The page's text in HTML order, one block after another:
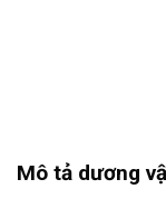
Mô tả dương